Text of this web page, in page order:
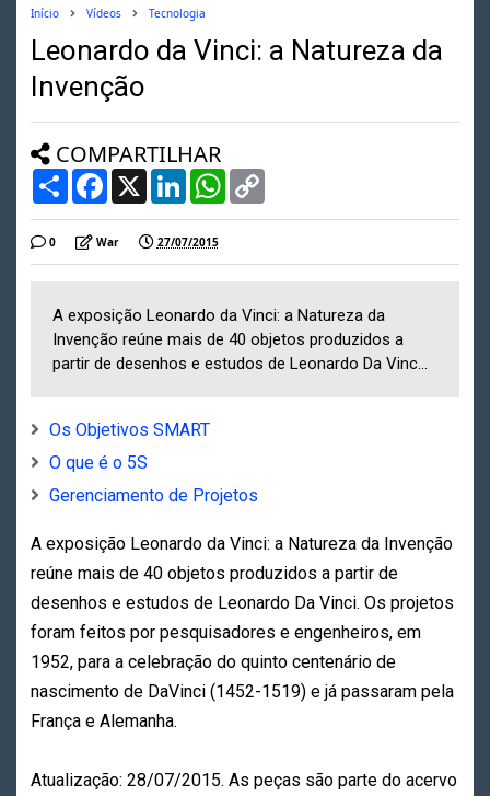
Início Vídeos Tecnologia
Leonardo da Vinci: a Natureza da
Invenção
COMPARTILHAR
S
F
b
o
X
L
e
d
W
A
C
i
0 War 27/07/2015
A exposição Leonardo da Vinci: a Natureza da
Invenção reúne mais de 40 objetos produzidos a
partir de desenhos e estudos de Leonardo Da Vinc...
Os Objetivos SMART
O que é o 5S
Gerenciamento de Projetos
A exposição Leonardo da Vinci: a Natureza da Invenção
reúne mais de 40 objetos produzidos a partir de
desenhos e estudos de Leonardo Da Vinci. Os projetos
foram feitos por pesquisadores e engenheiros, em
1952, para a celebração do quinto centenário de
nascimento de DaVinci (1452-1519) e já passaram pela
França e Alemanha.
Atualização: 28/07/2015. As peças são parte do acervo